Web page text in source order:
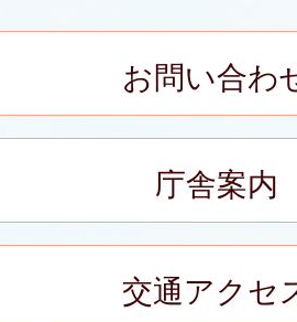
お問い合わ
庁舎案内
交通アクセ